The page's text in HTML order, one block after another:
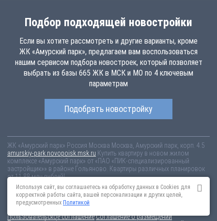
Подбор подходящей новостройки
Если вы хотите рассмотреть и другие варианты, кроме
ЖК «Амурский парк», предлагаем вам воспользоваться
нашим сервисом подбора новостроек, который позволяет
выбрать из базы 665 ЖК в МСК и МО по 4 ключевым
параметрам
Подобрать новостройку
ЖК «Амурский парк» Россия Москва Москва, Амурский парк, корп. 4.5
amurskiy-park.novopoisk.msk.ru Купить квартиру в новом жилом
комплексе «Амурский парк» от «ПАО «ПИК-специализированный
застройщик»» в районе Гольяново. Квартиры различных планировок
от 11.88 млн рублей!
Новостройки Санкт-ПетербургаНовостройки Москвы
Информация на сайте взята из открытых источников, не является
Пользовательское соглашениеСоглашение о размещении
Используя сайт, вы соглашаетесь на обработку данных в Cookies для
корректной работы сайта, вашей персонализации и других целей,
предусмотренных Политикой